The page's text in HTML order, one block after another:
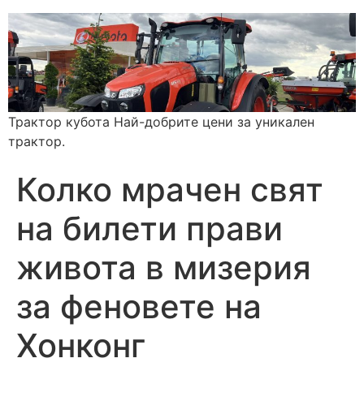
Трактор кубота Най-добрите цени за уникален
трактор.
Колко мрачен свят
на билети прави
живота в мизерия
за феновете на
Хонконг